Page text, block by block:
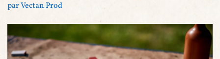
par Vectan Prod